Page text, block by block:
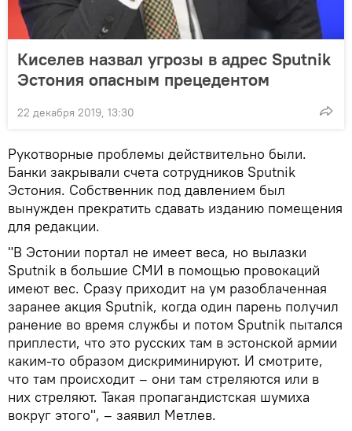
Киселев назвал угрозы в адрес Sputnik
Эстония опасным прецедентом
22 декабря 2019, 13:30
Рукотворные проблемы действительно были.
Банки закрывали счета сотрудников Sputnik
Эстония. Собственник под давлением был
вынужден прекратить сдавать изданию помещения
для редакции.
"В Эстонии портал не имеет веса, но вылазки
Sputnik в большие СМИ в помощью провокаций
имеют вес. Сразу приходит на ум разоблаченная
заранее акция Sputnik, когда один парень получил
ранение во время службы и потом Sputnik пытался
приплести, что это русских там в эстонской армии
каким-то образом дискриминируют. И смотрите,
что там происходит – они там стреляются или в
них стреляют. Такая пропагандистская шумиха
вокруг этого", – заявил Метлев.